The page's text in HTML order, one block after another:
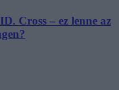
Cross – ez lenne az